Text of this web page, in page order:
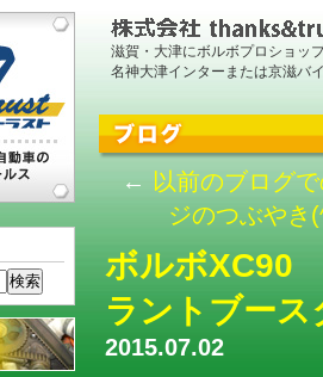
滋賀・大津にボルボプロショッ
名神大津インターまたは京滋バ
← 以前のブログ
ジのつぶやき
ボルボ
ラントブー
2015.07.02